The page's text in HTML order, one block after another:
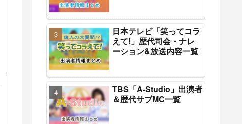
日本テレビ「笑ってコラ
えて!」歴代司会・ナレ
ーション&放送内容一覧
TBS「A-Studio」出演者
＆歴代サブMC一覧